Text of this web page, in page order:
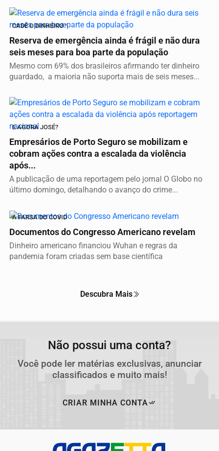
CADÊ O DINHEIRO?
Reserva de emergência ainda é frágil e não dura
seis meses para boa parte da população
Mesmo com 69% dos brasileiros afirmando ter dinheiro
guardado, a maioria não suporta mais de seis meses...
E AGORA JOSÉ?
Empresários de Porto Seguro se mobilizam e
cobram ações contra a escalada da violência
após...
A publicação de uma reportagem pelo jornal O Globo no
último domingo, detalhando o avanço do crime...
A FARSA DO COVID
Documentos do Congresso Americano revelam
Dinheiro americano financiou Wuhan e regras da
pandemia foram criadas sem base científica
Descubra Mais
Não possui uma conta?
Você pode ler matérias exclusivas, anunciar
classificados e muito mais!
CRIAR MINHA CONTA